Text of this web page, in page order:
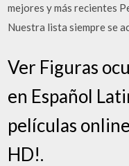
mejores y más recientes
Nuestra lista siempre se
Ver Figuras
en Español
películas
HD!.